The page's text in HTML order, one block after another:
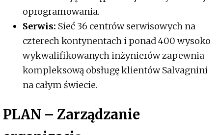
oprogramowania.
Serwis: Sieć 36 centrów serwisowych na
czterech kontynentach i ponad 400 wysoko
wykwalifikowanych inżynierów zapewnia
kompleksową obsługę klientów Salvagnini
na całym świecie.
PLAN – Zarządzanie